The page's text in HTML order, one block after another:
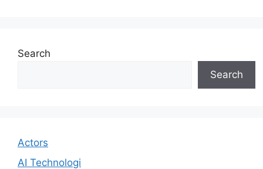
Search
Search
Actors
AI Technologi